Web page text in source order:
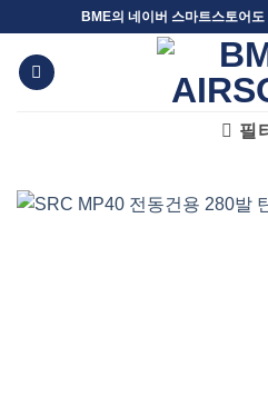
content
BME의 네이버 스마트스토어
필